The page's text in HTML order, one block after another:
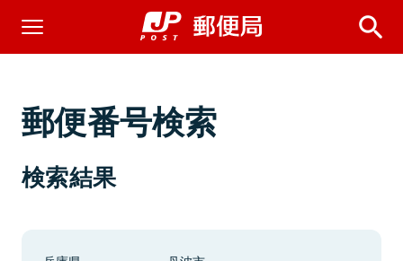
郵便番号検索
検索結果